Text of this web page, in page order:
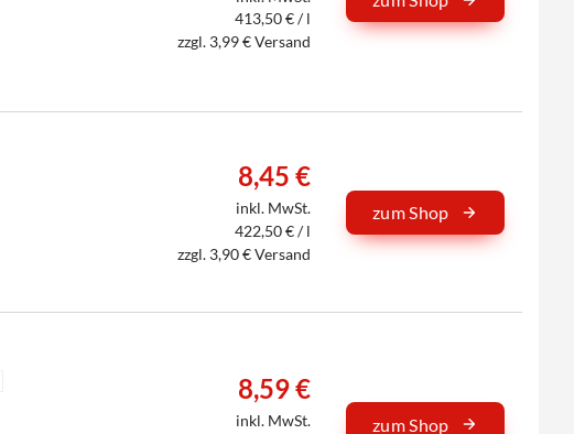
413,50 € / l
zzgl. 3,99 € Versand
8,45 €
inkl. MwSt.
422,50 € / l
zzgl. 3,90 € Versand
zum Shop
8,59 €
inkl. MwSt.
zum Shop